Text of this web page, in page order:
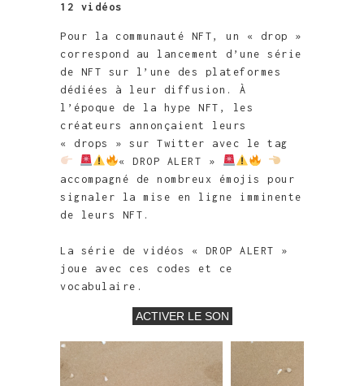
12 vidéos
Pour la communauté NFT, un « drop »
correspond au lancement d’une série
de NFT sur l’une des plateformes
dédiées à leur diffusion. À
l’époque de la hype NFT, les
créateurs annonçaient leurs
« drops » sur Twitter avec le tag
« DROP ALERT »
accompagné de nombreux émojis pour
signaler la mise en ligne imminente
de leurs NFT.
La série de vidéos « DROP ALERT »
joue avec ces codes et ce
vocabulaire.
ACTIVER LE SON